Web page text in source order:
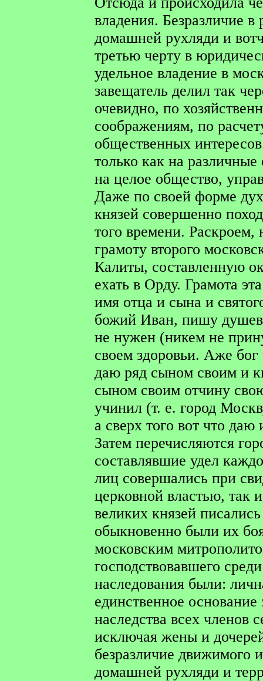
владения. Безразличие
домашней рухляди и
третью черту в
удельное владение в
завещатель делил так
очевидно, по
соображениям, по
общественных
только как на различные
на целое общество,
Даже по своей форме
князей совершенно
того времени.
грамоту второго
Калиты, составленную
ехать в Орду. Грамота
имя отца и сына и
божий Иван, пишу
не нужен (никем не
своем здоровьи. Аже бог
даю ряд сыном своим и
сыном своим отчину
учинил (т. е. город
а сверх того вот что
Затем перечисляются
составлявшие удел
лиц совершались при
церковной властью, так
великих князей
обыкновенно были их
московским
господствовавшего
наследования были:
единственное основание
наследства всех членов
исключая жены и
безразличие движимого
домашней рухляди и